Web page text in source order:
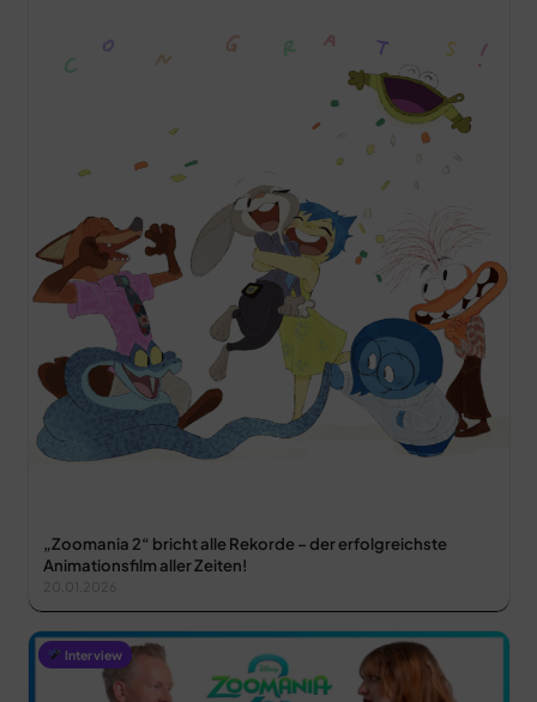
„Zoomania 2“ bricht alle Rekorde – der erfolgreichste
Animationsfilm aller Zeiten!
Interview